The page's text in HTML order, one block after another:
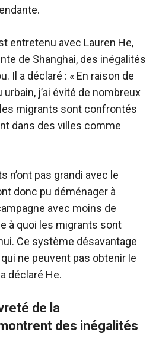
entretenu avec Lauren He,
de Shanghai, des inégalités
Il a déclaré : « En raison de
j’ai évité de nombreux
migrants sont confrontés
dans des villes comme
n’ont pas grandi avec le
donc pu déménager à
avec moins de
à quoi les migrants sont
Ce système désavantage
ne peuvent pas obtenir le
déclaré He.
de la
des inégalités